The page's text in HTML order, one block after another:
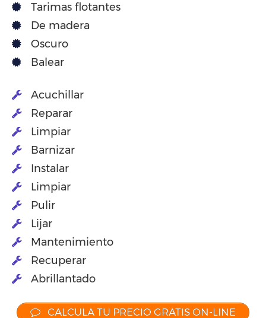
Tarimas flotantes
De madera
Oscuro
Balear
Acuchillar
Reparar
Limpiar
Barnizar
Instalar
Limpiar
Pulir
Lijar
Mantenimiento
Recuperar
Abrillantado
CALCULA TU PRECIO GRATIS ON-LINE